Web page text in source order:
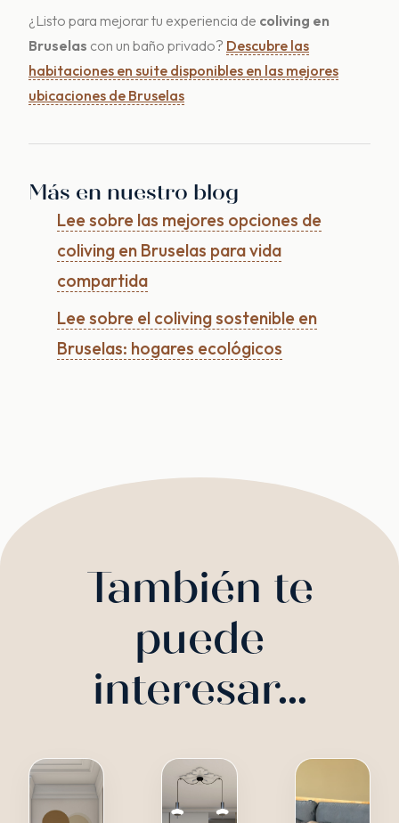
¿Listo para mejorar tu experiencia de coliving en
Bruselas con un baño privado? Descubre las
habitaciones en suite disponibles en las mejores
ubicaciones de Bruselas
Más en nuestro blog
Lee sobre las mejores opciones de
coliving en Bruselas para vida
compartida
Lee sobre el coliving sostenible en
Bruselas: hogares ecológicos
También te
puede
interesar…